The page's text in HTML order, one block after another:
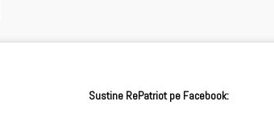
Sustine RePatriot pe Facebook: